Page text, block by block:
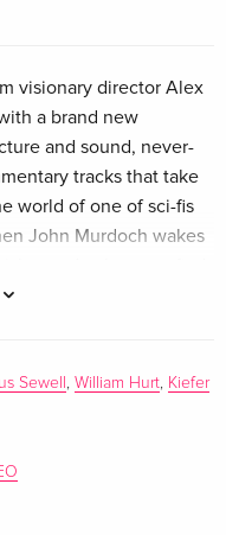
EUR 20.99
Sold out
visionary director Alex
a brand new
and sound, never-
tracks that take
world of one of sci-fis
John Murdoch wakes
claiming to be his
Sewell , William Hurt, Kiefer